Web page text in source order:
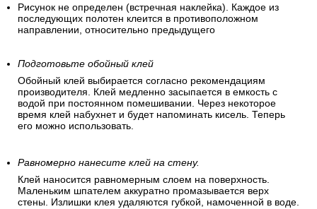
Рисунок не определен (встречная наклейка). Каждое из
последующих полотен клеится в противоположном
направлении, относительно предыдущего
Подготовьте обойный клей
Обойный клей выбирается согласно рекомендациям
производителя. Клей медленно засыпается в емкость с
водой при постоянном помешивании. Через некоторое
время клей набухнет и будет напоминать кисель. Теперь
его можно использовать.
Равномерно нанесите клей на стену.
Клей наносится равномерным слоем на поверхность.
Маленьким шпателем аккуратно промазывается верх
стены. Излишки клея удаляются губкой, намоченной в воде.